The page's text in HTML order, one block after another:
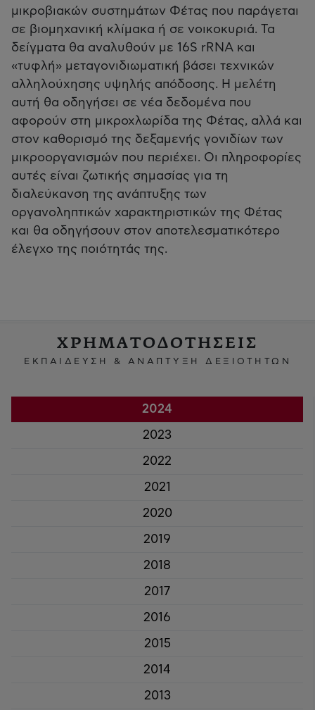
μικροβιακών συστημάτων Φέτας που παράγεται
σε βιομηχανική κλίμακα ή σε νοικοκυριά. Τα
δείγματα θα αναλυθούν με 16S rRNA και
«τυφλή» μεταγονιδιωματική βάσει τεχνικών
αλληλούχησης υψηλής απόδοσης. Η μελέτη
αυτή θα οδηγήσει σε νέα δεδομένα που
αφορούν στη μικροχλωρίδα της Φέτας, αλλά και
στον καθορισμό της δεξαμενής γονιδίων των
μικροοργανισμών που περιέχει. Οι πληροφορίες
αυτές είναι ζωτικής σημασίας για τη
διαλεύκανση της ανάπτυξης των
οργανοληπτικών χαρακτηριστικών της Φέτας
και θα οδηγήσουν στον αποτελεσματικότερο
έλεγχο της ποιότητάς της.
ΧΡΗΜΑΤΟΔΟΤΗΣΕΙΣ
ΕΚΠΑΙΔΕΥΣΗ & ΑΝΑΠΤΥΞΗ ΔΕΞΙΟΤΗΤΩΝ
2024
2023
2022
2021
2020
2019
2018
2017
2016
2015
2014
2013